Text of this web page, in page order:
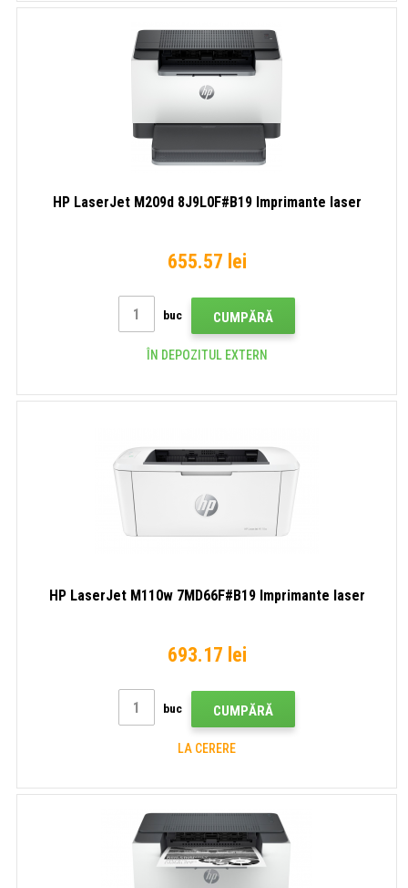
HP LaserJet M209d 8J9L0F#B19 Imprimante laser
655.57 lei
buc CUMPĂRĂ
ÎN DEPOZITUL EXTERN
HP LaserJet M110w 7MD66F#B19 Imprimante laser
693.17 lei
buc CUMPĂRĂ
LA CERERE